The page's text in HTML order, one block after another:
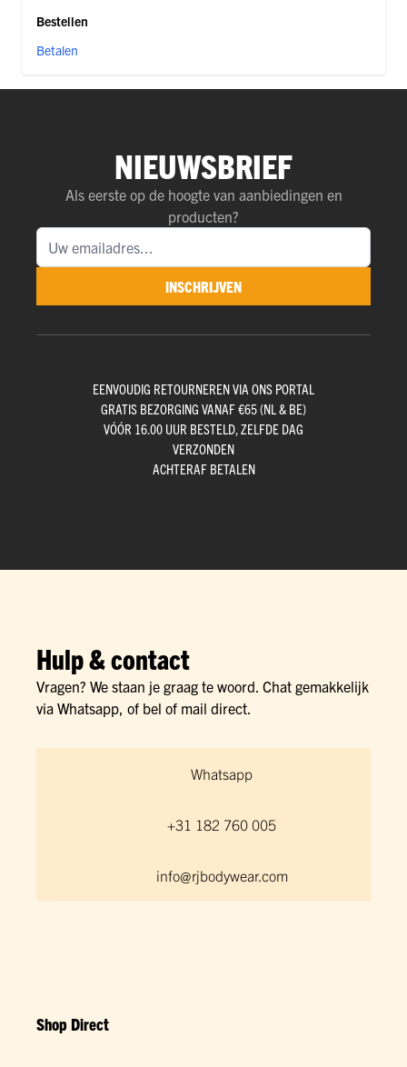
Bestellen
Betalen
NIEUWSBRIEF
Als eerste op de hoogte van aanbiedingen en
producten?
INSCHRIJVEN
EENVOUDIG RETOURNEREN VIA ONS PORTAL
GRATIS BEZORGING VANAF €65 (NL & BE)
VÓÓR 16.00 UUR BESTELD, ZELFDE DAG
VERZONDEN
ACHTERAF BETALEN
Hulp & contact
Vragen? We staan je graag te woord. Chat gemakkelijk
via Whatsapp, of bel of mail direct.
Whatsapp
+31 182 760 005
info@rjbodywear.com
Shop Direct